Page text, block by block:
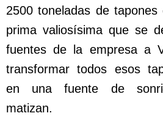
2500 toneladas de
prima valiosísima que se
fuentes de la empresa a
transformar todos esos
en una fuente de
matizan.